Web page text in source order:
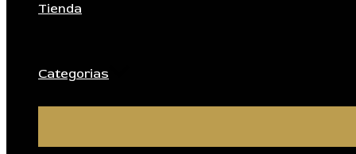
Tienda
Categorias